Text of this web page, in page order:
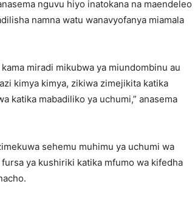
nguvu hiyo inatokana na maendeleo
namna watu wanavyofanya miamala
miradi mikubwa ya miundombinu au
kimya kimya, zikiwa zimejikita katika
katika mabadiliko ya uchumi,” anasema
sehemu muhimu ya uchumi wa
ya kushiriki katika mfumo wa kifedha